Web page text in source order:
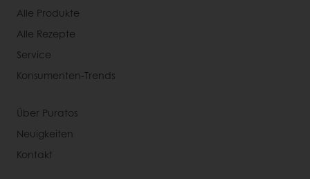
Alle Produkte
Alle Rezepte
Service
Konsumenten-Trends
Über Puratos
Neuigkeiten
Kontakt